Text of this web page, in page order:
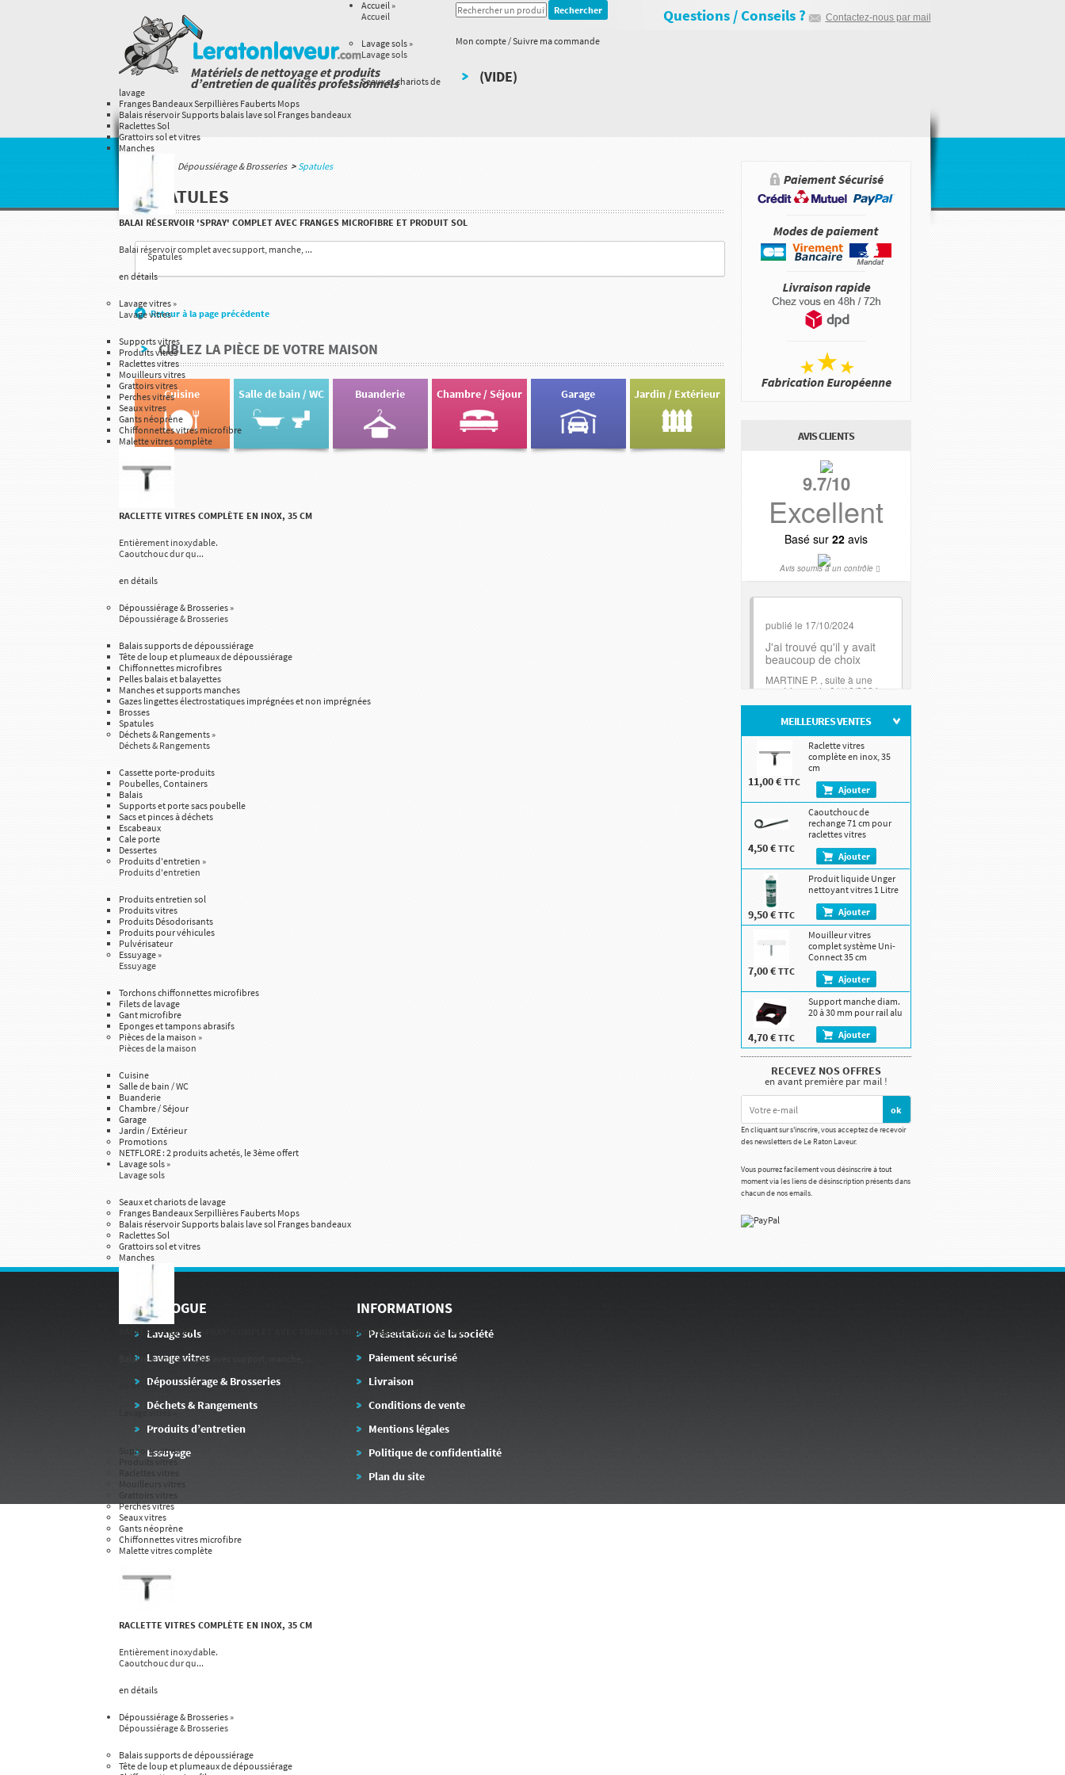
Questions / Conseils ? Contactez-nous par mail
Matériels de nettoyage et produits
d’entretien de qualités professionnels
Mon compte / Suivre ma commande
(VIDE)
Accueil»
Accueil
Lavage sols»
Lavage sols
Seaux et chariots de
lavage
Franges Bandeaux Serpillières Fauberts Mops
Balais réservoir Supports balais lave sol Franges bandeaux
Raclettes Sol
Grattoirs sol et vitres
Manches
BALAI RÉSERVOIR 'SPRAY' COMPLET AVEC FRANGES MICROFIBRE ET PRODUIT SOL
Balai réservoir complet avec support, manche, ...
en détails
Lavage vitres»
Lavage vitres
Supports vitres
Produits vitres
Raclettes vitres
Mouilleurs vitres
Grattoirs vitres
Perches vitres
Seaux vitres
Gants néoprène
Chiffonnettes vitres microfibre
Malette vitres complète
RACLETTE VITRES COMPLÈTE EN INOX, 35 CM
Entièrement inoxydable.
Caoutchouc dur qu...
en détails
Dépoussiérage & Brosseries»
Dépoussiérage & Brosseries
Balais supports de dépoussiérage
Tête de loup et plumeaux de dépoussiérage
Chiffonnettes microfibres
Pelles balais et balayettes
Manches et supports manches
Gazes lingettes électrostatiques imprégnées et non imprégnées
Brosses
Spatules
Déchets & Rangements»
Déchets & Rangements
Cassette porte-produits
Poubelles, Containers
Balais
Supports et porte sacs poubelle
Sacs et pinces à déchets
Escabeaux
Cale porte
Dessertes
Produits d'entretien »
Produits d'entretien
Produits entretien sol
Produits vitres
Produits Désodorisants
Produits pour véhicules
Pulvérisateur
Essuyage»
Essuyage
Torchons chiffonnettes microfibres
Filets de lavage
Gant microfibre
Eponges et tampons abrasifs
Pièces de la maison »
Pièces de la maison
Cuisine
Salle de bain / WC
Buanderie
Chambre / Séjour
Garage
Jardin / Extérieur
Promotions
NETFLORE : 2 produits achetés, le 3ème offert
Lavage sols»
Lavage sols
Seaux et chariots de lavage
Franges Bandeaux Serpillières Fauberts Mops
Balais réservoir Supports balais lave sol Franges bandeaux
Raclettes Sol
Grattoirs sol et vitres
Manches
BALAI RÉSERVOIR 'SPRAY' COMPLET AVEC FRANGES MICROFIBRE ET PRODUIT SOL
Balai réservoir complet avec support, manche, ...
en détails
Lavage vitres»
Lavage vitres
Supports vitres
Produits vitres
Raclettes vitres
Mouilleurs vitres
Grattoirs vitres
Perches vitres
Seaux vitres
Gants néoprène
Chiffonnettes vitres microfibre
Malette vitres complète
RACLETTE VITRES COMPLÈTE EN INOX, 35 CM
Entièrement inoxydable.
Caoutchouc dur qu...
en détails
Dépoussiérage & Brosseries»
Dépoussiérage & Brosseries
Balais supports de dépoussiérage
Tête de loup et plumeaux de dépoussiérage
Dépoussiérage & Brosseries > Spatules
SPATULES
Spatules
Retour à la page précédente
CIBLEZ LA PIÈCE DE VOTRE MAISON
Cuisine Salle de bain / WC Buanderie Chambre / Séjour Garage Jardin / Extérieur
AVIS CLIENTS
MEILLEURES VENTES
11,00 €TTC
Raclette vitres
complète en inox, 35
cm
Ajouter
4,50 €TTC
Caoutchouc de
rechange 71 cm pour
raclettes vitres
Ajouter
9,50 €TTC
Produit liquide Unger
nettoyant vitres 1 Litre
Ajouter
7,00 €TTC
Mouilleur vitres
complet système Uni-
Connect 35 cm
Ajouter
4,70 €TTC
Support manche diam.
20 à 30 mm pour rail alu
Ajouter
RECEVEZ NOS OFFRES
en avant première par mail !
En cliquant sur s'inscrire, vous acceptez de recevoir
des newsletters de Le Raton Laveur.
Vous pourrez facilement vous désinscrire à tout
moment via les liens de désinscription présents dans
chacun de nos emails.
CATALOGUE
Lavage sols
Lavage vitres
Dépoussiérage & Brosseries
Déchets & Rangements
Produits d’entretien
Essuyage
INFORMATIONS
Présentation de la société
Paiement sécurisé
Livraison
Conditions de vente
Mentions légales
Politique de confidentialité
Plan du site